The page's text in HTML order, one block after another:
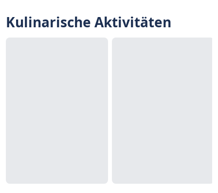
Kulinarische Aktivitäten